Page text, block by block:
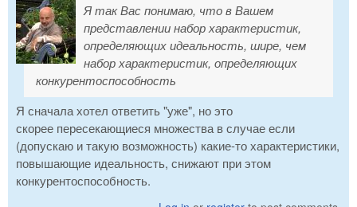
Я так Вас понимаю, что в Вашем
представлении набор характеристик,
определяющих идеальность, шире, чем
набор характеристик, определяющих
конкурентоспособность
Я сначала хотел ответить "уже", но это
скорее пересекающиеся множества в случае если
(допускаю и такую возможность) какие-то характеристики,
повышающие идеальность, снижают при этом
конкурентоспособность.